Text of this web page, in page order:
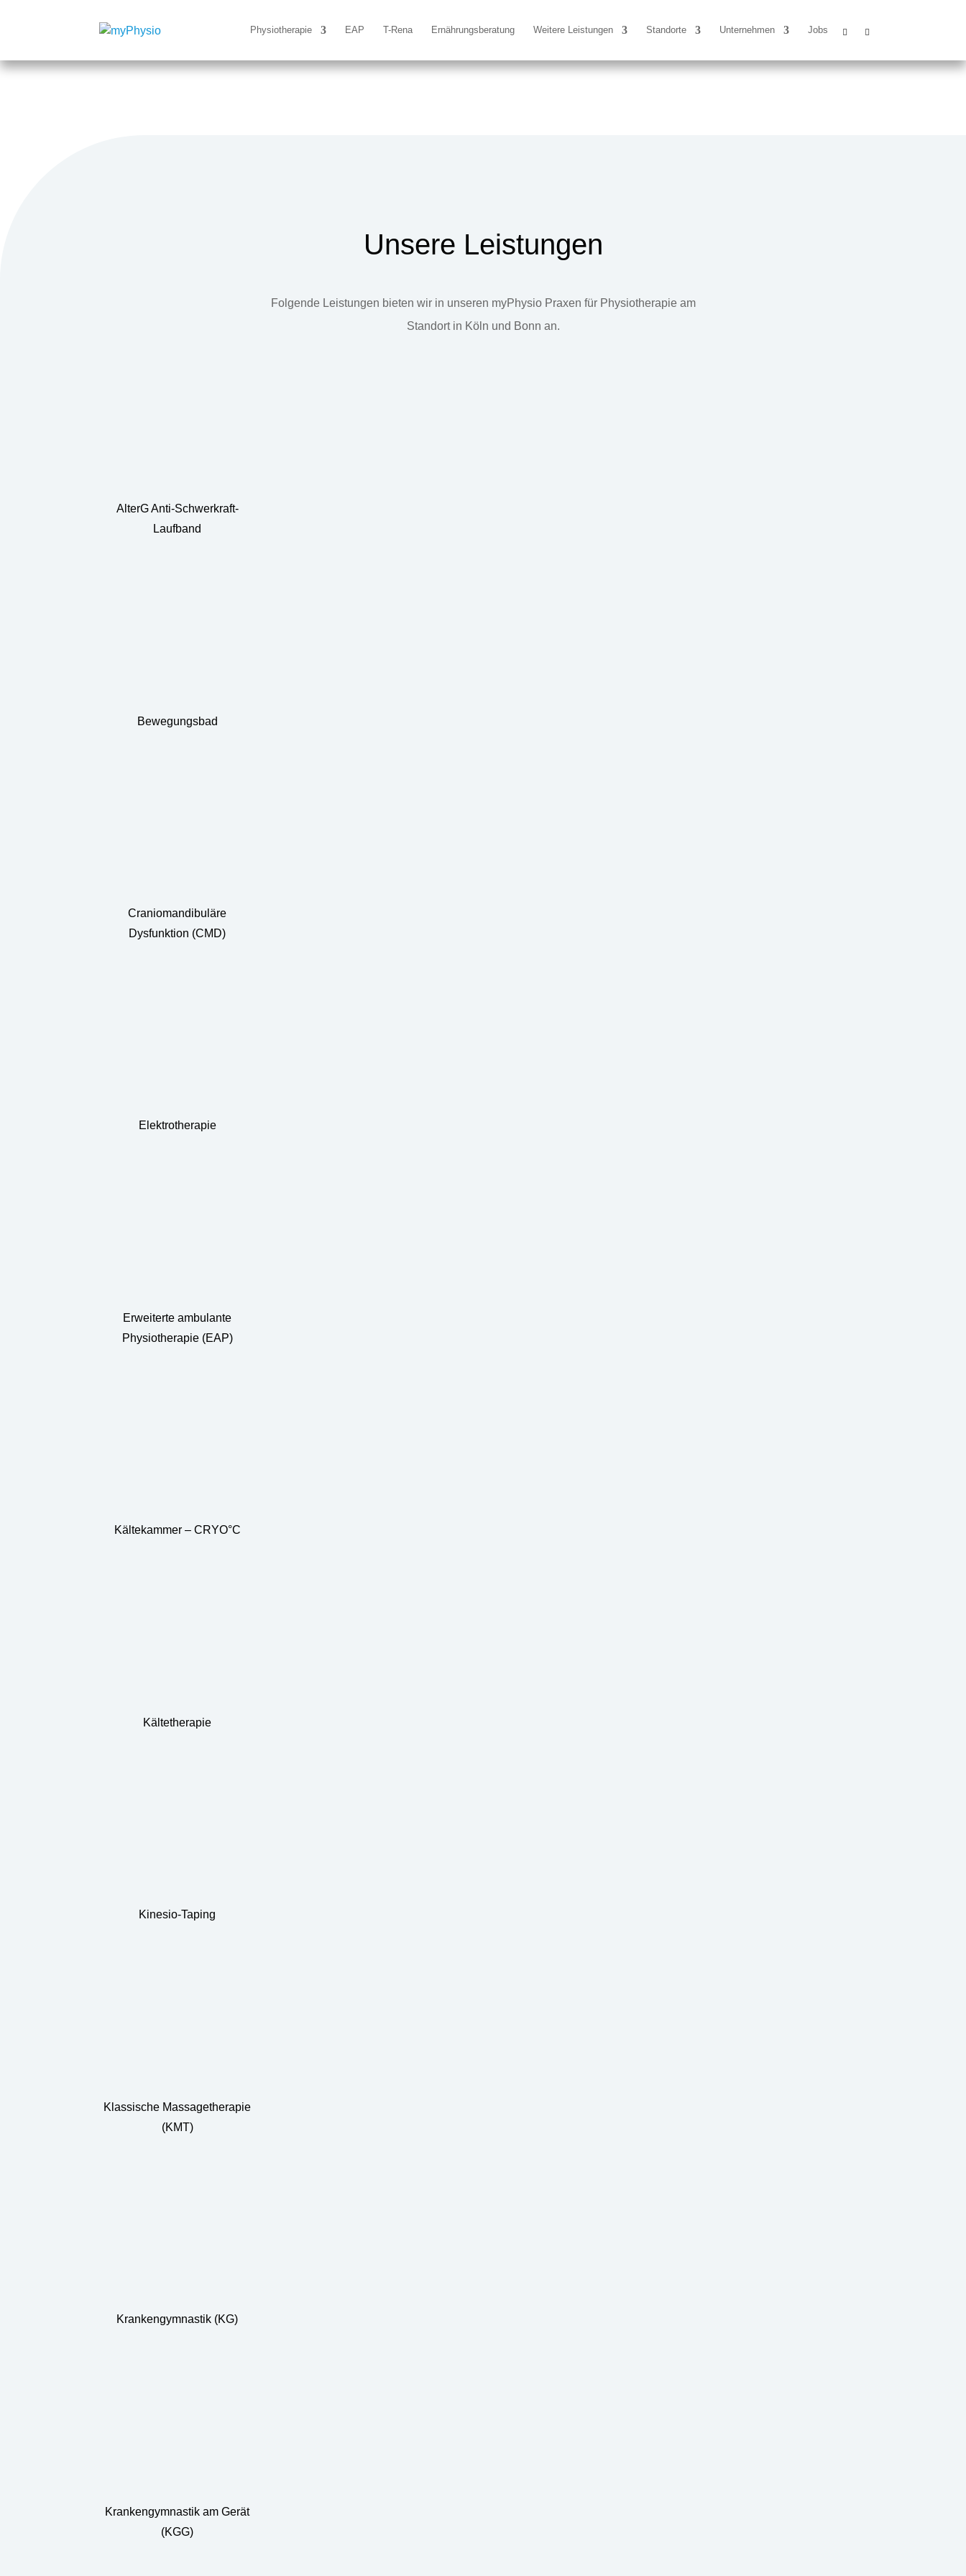
Physiotherapie EAP T-Rena Ernährungsberatung Weitere Leistungen Standorte Unternehmen Jobs
Unsere Leistungen
Folgende Leistungen bieten wir in unseren myPhysio Praxen für Physiotherapie am
Standort in Köln und Bonn an.
AlterG Anti-Schwerkraft-
Laufband
Bewegungsbad
Craniomandibuläre
Dysfunktion (CMD)
Elektrotherapie
Erweiterte ambulante
Physiotherapie (EAP)
Kältekammer – CRYO°C
Kältetherapie
Kinesio-Taping
Klassische Massagetherapie
(KMT)
Krankengymnastik (KG)
Krankengymnastik am Gerät
(KGG)